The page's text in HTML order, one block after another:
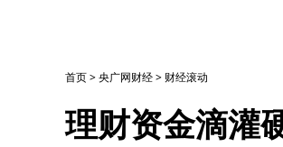
首页>央广网财经> 财经滚动
理财资金滴灌